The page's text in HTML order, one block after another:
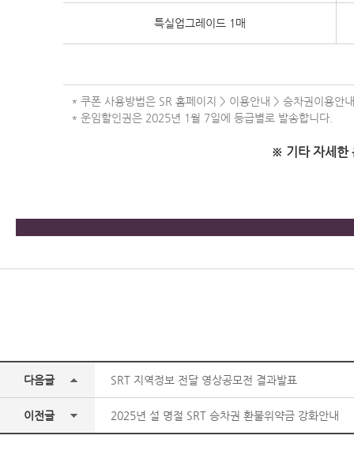
특실업그레이드 1매
* 쿠폰 사용방법은 SR 홈페이지 > 이용안내 > 승차권이용안
* 운임할인권은 2025년 1월 7일에 등급별로 발송합니다.
※ 기타 자세
다음글 SRT 지역정보 전달 영상공모전 결과발표
이전글 2025년 설 명절 SRT 승차권 환불위약금 강화안내